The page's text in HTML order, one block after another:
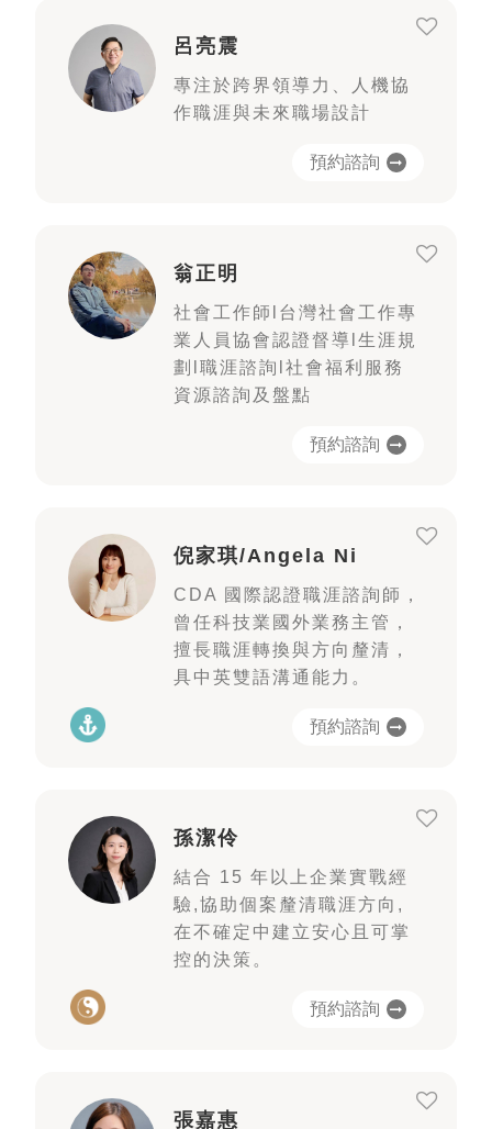
呂亮震
專注於跨界領導力、人機協
作職涯與未來職場設計
預約諮詢
翁正明
社會工作師l台灣社會工作專
業人員協會認證督導l生涯規
劃l職涯諮詢l社會福利服務
資源諮詢及盤點
預約諮詢
倪家琪/Angela Ni
CDA 國際認證職涯諮詢師，
曾任科技業國外業務主管，
擅長職涯轉換與方向釐清，
具中英雙語溝通能力。
預約諮詢
孫潔伶
結合 15 年以上企業實戰經
驗,協助個案釐清職涯方向,
在不確定中建立安心且可掌
控的決策。
預約諮詢
張嘉惠